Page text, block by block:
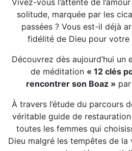
du
produit
solitude, marquée par les
passées ? Vous est-il déjà
fidélité de Dieu pour votre
Découvrez dès aujourd’hui
de méditation « 12 clés
rencontrer son Boaz »
À travers l’étude du parcours
véritable guide de
toutes les femmes qui
Dieu malgré les tempêtes de la